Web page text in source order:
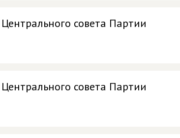
совета Партии
совета Партии